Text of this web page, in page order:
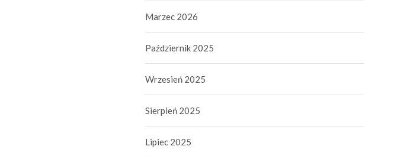
Marzec 2026
Październik 2025
Wrzesień 2025
Sierpień 2025
Lipiec 2025